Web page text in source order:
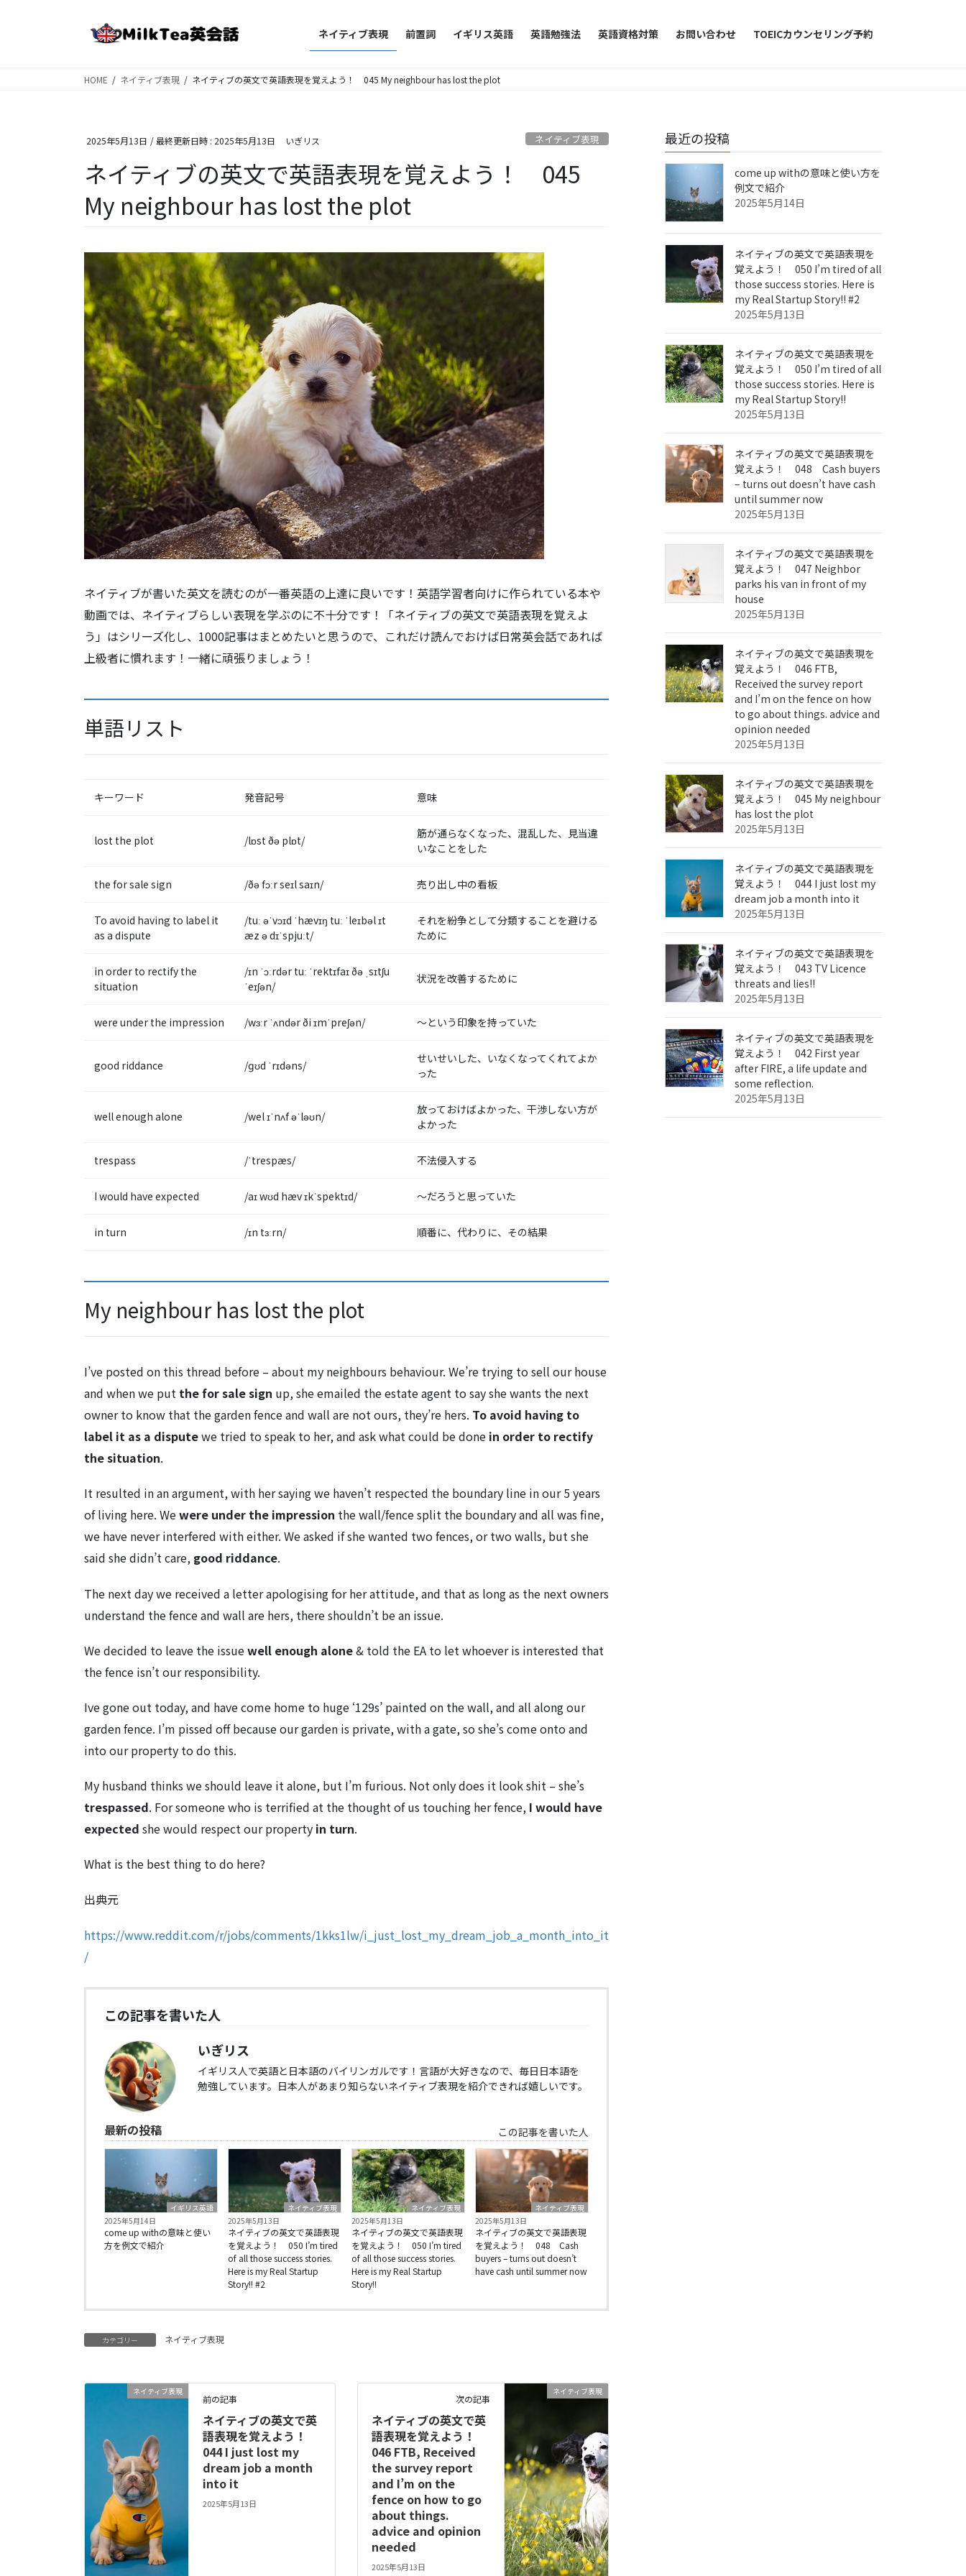
ネイティブ表現 前置詞 イギリス英語 英語勉強法 英語資格対策 お問い合わせ TOEICカウンセリング予約
HOME ネイティブ表現 ネイティブの英文で英語表現を覚えよう！ 045 My neighbour has lost the plot
2025年5月13日 / 最終更新日時 : 2025年5月13日 いぎリス ネイティブ表現
ネイティブの英文で英語表現を覚えよう！ 045
My neighbour has lost the plot
ネイティブが書いた英文を読むのが一番英語の上達に良いです！英語学習者向けに作られている本や
動画では、ネイティブらしい表現を学ぶのに不十分です！「ネイティブの英文で英語表現を覚えよ
う」はシリーズ化し、1000記事はまとめたいと思うので、これだけ読んでおけば日常英会話であれば
上級者に慣れます！一緒に頑張りましょう！
単語リスト
キーワード 発音記号 意味
lost the plot /lɒst ðə plɒt/
筋が通らなくなった、混乱した、見当違
いなことをした
the for sale sign /ðə fɔːr seɪl saɪn/ 売り出し中の看板
To avoid having to label it
as a dispute
/tuː əˈvɔɪd ˈhævɪŋ tuː ˈleɪbəl ɪt
æz ə dɪˈspjuːt/
それを紛争として分類することを避ける
ために
in order to rectify the
situation
/ɪn ˈɔːrdər tuː ˈrektɪfaɪ ðə ˌsɪtʃu
ˈeɪʃən/
状況を改善するために
were under the impression /wɜːr ˈʌndər ði ɪmˈpreʃən/ 〜という印象を持っていた
good riddance /ɡʊd ˈrɪdəns/
せいせいした、いなくなってくれてよか
った
well enough alone /wel ɪˈnʌf əˈləʊn/
放っておけばよかった、干渉しない方が
よかった
trespass /ˈtrespæs/ 不法侵入する
I would have expected /aɪ wʊd hæv ɪkˈspektɪd/ 〜だろうと思っていた
in turn /ɪn tɜːrn/ 順番に、代わりに、その結果
My neighbour has lost the plot
I’ve posted on this thread before – about my neighbours behaviour. We’re trying to sell our house
and when we put the for sale sign up, she emailed the estate agent to say she wants the next
owner to know that the garden fence and wall are not ours, they’re hers. To avoid having to
label it as a disputewe tried to speak to her, and ask what could be done in order to rectify
the situation.
It resulted in an argument, with her saying we haven’t respected the boundary line in our 5 years
of living here. Wewere under the impression the wall/fence split the boundary and all was fine,
we have never interfered with either. We asked if she wanted two fences, or two walls, but she
said she didn’t care, good riddance.
The next day we received a letter apologising for her attitude, and that as long as the next owners
understand the fence and wall are hers, there shouldn’t be an issue.
We decided to leave the issuewell enough alone& told the EA to let whoever is interested that
the fence isn’t our responsibility.
Ive gone out today, and have come home to huge ‘129s’ painted on the wall, and all along our
garden fence. I’m pissed off because our garden is private, with a gate, so she’s come onto and
into our property to do this.
My husband thinks we should leave it alone, but I’m furious. Not only does it look shit – she’s
trespassed. For someone who is terrified at the thought of us touching her fence, I would have
expected she would respect our property in turn.
What is the best thing to do here?
出典元
https://www.reddit.com/r/jobs/comments/1kks1lw/i_just_lost_my_dream_job_a_month_into_it
/
この記事を書いた人
いぎリス
イギリス人で英語と日本語のバイリンガルです！言語が大好きなので、毎日日本語を
勉強しています。日本人があまり知らないネイティブ表現を紹介できれば嬉しいです。
最新の投稿 この記事を書いた人
イギリス英語
2025年5月14日
come up withの意味と使い
方を例文で紹介
ネイティブ表現
2025年5月13日
ネイティブの英文で英語表現
を覚えよう！ 050 I’m tired
of all those success stories.
Here is my Real Startup
Story!! #2
ネイティブ表現
2025年5月13日
ネイティブの英文で英語表現
を覚えよう！ 050 I’m tired
of all those success stories.
Here is my Real Startup
Story!!
ネイティブ表現
2025年5月13日
ネイティブの英文で英語表現
を覚えよう！ 048 Cash
buyers – turns out doesn’t
have cash until summer now
カテゴリー ネイティブ表現
ネイティブ表現
前の記事
ネイティブの英文で英
語表現を覚えよう！
044 I just lost my
dream job a month
into it
2025年5月13日
ネイティブ表現
次の記事
ネイティブの英文で英
語表現を覚えよう！
046 FTB, Received
the survey report
and I’m on the
fence on how to go
about things.
advice and opinion
needed
2025年5月13日
最近の投稿
come up withの意味と使い方を
例文で紹介
2025年5月14日
ネイティブの英文で英語表現を
覚えよう！ 050 I’m tired of all
those success stories. Here is
my Real Startup Story!! #2
2025年5月13日
ネイティブの英文で英語表現を
覚えよう！ 050 I’m tired of all
those success stories. Here is
my Real Startup Story!!
2025年5月13日
ネイティブの英文で英語表現を
覚えよう！ 048 Cash buyers
– turns out doesn’t have cash
until summer now
2025年5月13日
ネイティブの英文で英語表現を
覚えよう！ 047 Neighbor
parks his van in front of my
house
2025年5月13日
ネイティブの英文で英語表現を
覚えよう！ 046 FTB,
Received the survey report
and I’m on the fence on how
to go about things. advice and
opinion needed
2025年5月13日
ネイティブの英文で英語表現を
覚えよう！ 045 My neighbour
has lost the plot
2025年5月13日
ネイティブの英文で英語表現を
覚えよう！ 044 I just lost my
dream job a month into it
2025年5月13日
ネイティブの英文で英語表現を
覚えよう！ 043 TV Licence
threats and lies!!
2025年5月13日
ネイティブの英文で英語表現を
覚えよう！ 042 First year
after FIRE, a life update and
some reflection.
2025年5月13日